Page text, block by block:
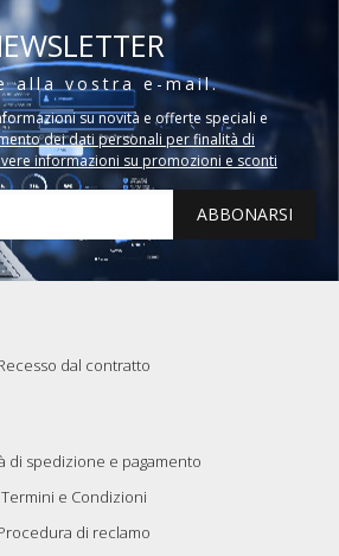
alla vostra e-mail.
su novità e offerte speciali e
dei dati personali per finalità di
informazioni su promozioni e sconti
ABBONARSI
dal contratto
di spedizione e pagamento
Termini e Condizioni
di reclamo